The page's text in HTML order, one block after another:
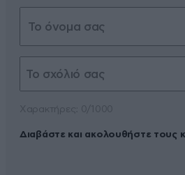
Διαβάστε και ακολουθήστε τους